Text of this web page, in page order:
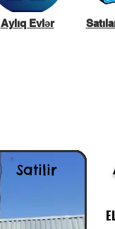
Aylıq Evlər
Satilir